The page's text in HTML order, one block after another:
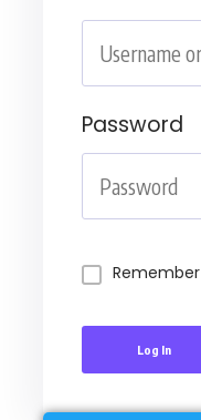
Password
Log In